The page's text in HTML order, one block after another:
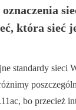
która sieć
standardy
bo przecież